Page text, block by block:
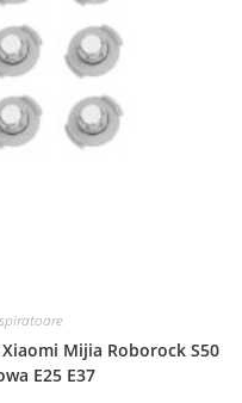
Mijia Roborock S50
E25 E37